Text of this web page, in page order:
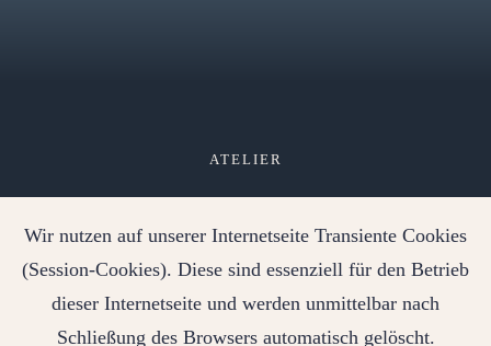
ATELIER
IMPRESSUM
Wir nutzen auf unserer Internetseite Transiente Cookies
(Session-Cookies). Diese sind essenziell für den Betrieb
dieser Internetseite und werden unmittelbar nach
Schließung des Browsers automatisch gelöscht.